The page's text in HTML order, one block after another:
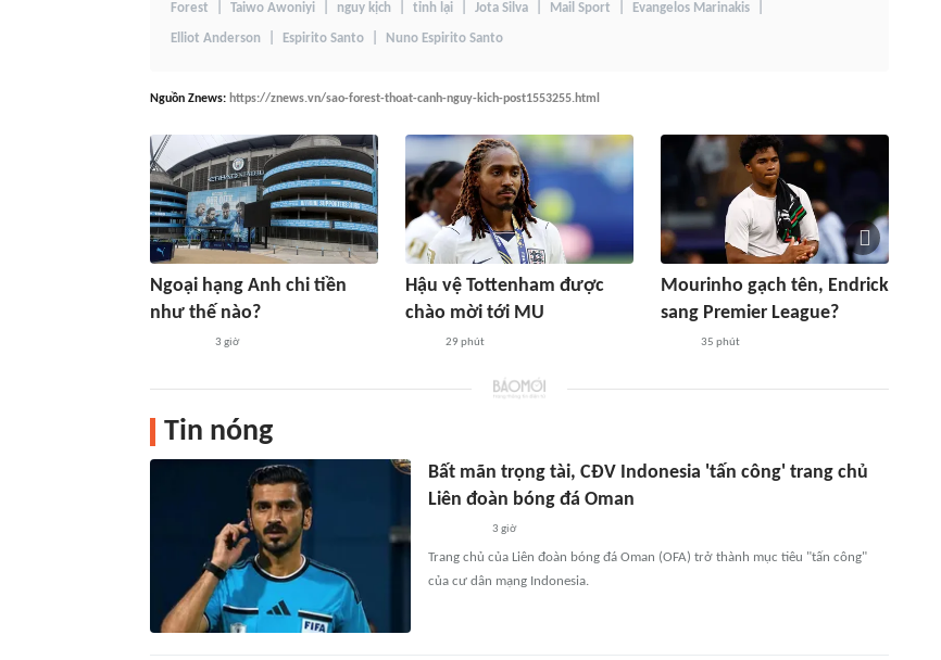
Forest Taiwo Awoniyi nguy kịch tỉnh lại Jota Silva Mail Sport Evangelos Marinakis
Elliot Anderson Espirito Santo Nuno Espirito Santo
Nguồn Znews: https://znews.vn/sao-forest-thoat-canh-nguy-kich-post1553255.html
Ngoại hạng Anh chi tiền
như thế nào?
3 giờ
Hậu vệ Tottenham được
chào mời tới MU
29 phút
Mourinho gạch tên, Endrick
sang Premier League?
35 phút
Tin nóng
Bất mãn trọng tài, CĐV Indonesia 'tấn công' trang chủ
Liên đoàn bóng đá Oman
3 giờ
Trang chủ của Liên đoàn bóng đá Oman (OFA) trở thành mục tiêu "tấn công"
của cư dân mạng Indonesia.